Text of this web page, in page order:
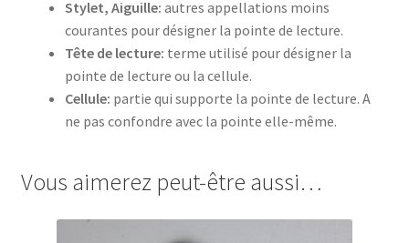
Stylet, Aiguille: autres appellations moins
courantes pour désigner la pointe de lecture.
Tête de lecture: terme utilisé pour désigner la
pointe de lecture ou la cellule.
Cellule: partie qui supporte la pointe de lecture. A
ne pas confondre avec la pointe elle-même.
Vous aimerez peut-être aussi…